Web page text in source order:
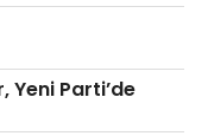
Yeni Parti’de